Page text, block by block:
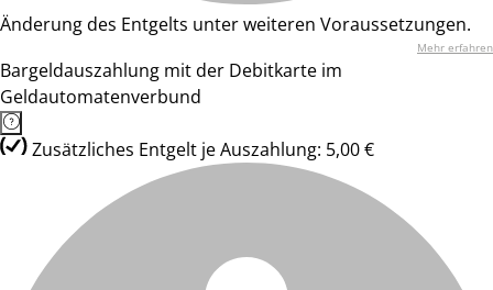
Änderung des Entgelts unter weiteren Voraussetzungen.
Mehr erfahren
Bargeldauszahlung mit der Debitkarte im
Geldautomatenverbund
Zusätzliches Entgelt je Auszahlung: 5,00 €